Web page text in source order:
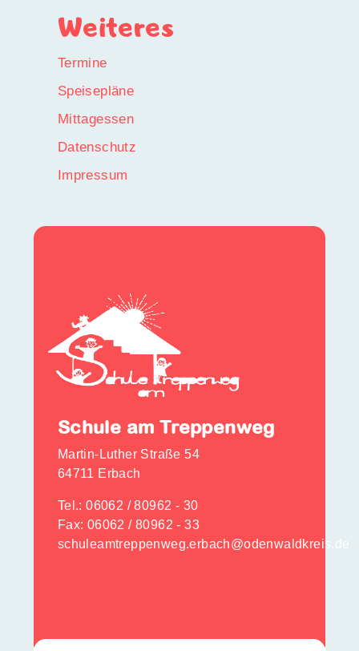
Weiteres
Termine
Speisepläne
Mittagessen
Datenschutz
Impressum
Schule am Treppenweg
Martin-Luther Straße 54
64711 Erbach
Tel.:06062 / 80962 - 30
Fax: 06062 / 80962 - 33
schuleamtreppenweg.erbach@odenwaldkreis.de